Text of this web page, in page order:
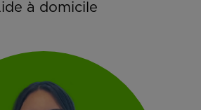
à domicile